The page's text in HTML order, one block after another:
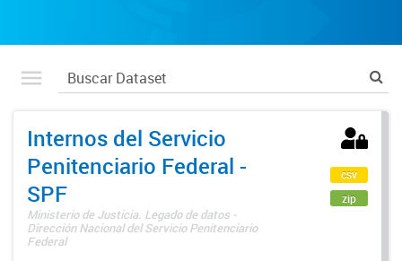
Internos del Servicio
Penitenciario Federal -
SPF
Ministerio de Justicia. Legado de datos -
Dirección Nacional del Servicio Penitenciario
Federal
csv
zip